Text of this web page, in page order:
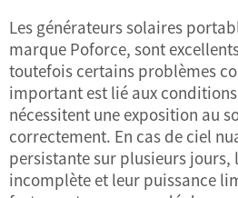
Les générateurs solaires
marque Poforce, sont
toutefois certains problèmes
important est lié aux
nécessitent une exposition au
correctement. En cas de ciel
persistante sur plusieurs jours,
incomplète et leur puissance